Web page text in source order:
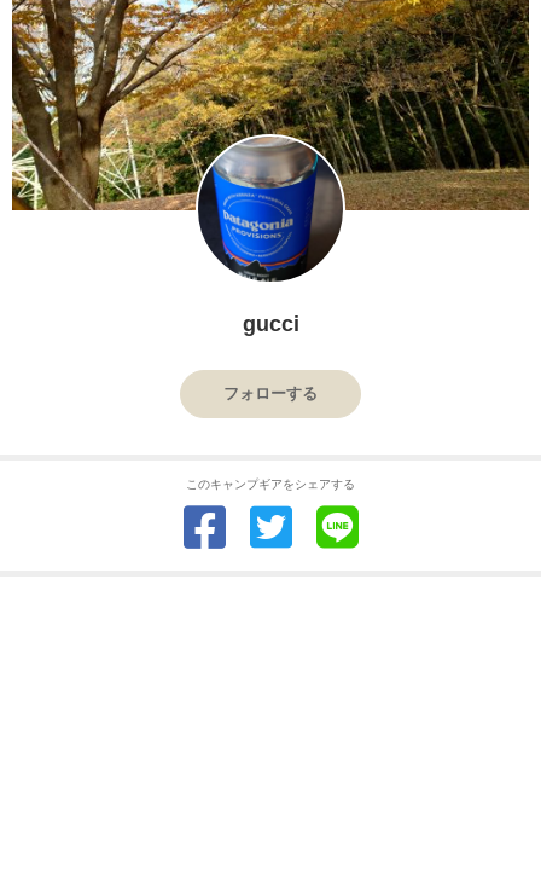
gucci
フォローする
このキャンプギアをシェアする